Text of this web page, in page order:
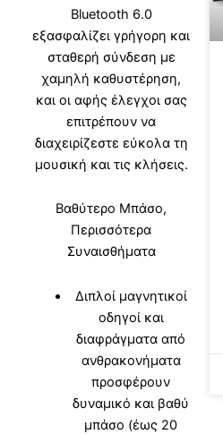
Bluetooth 6.0
εξασφαλίζει γρήγορη και
σταθερή σύνδεση με
χαμηλή καθυστέρηση,
και οι αφής έλεγχοι σας
επιτρέπουν να
διαχειρίζεστε εύκολα τη
μουσική και τις κλήσεις.
Βαθύτερο Μπάσο,
Περισσότερα
Συναισθήματα
Διπλοί μαγνητικοί
οδηγοί και
διαφράγματα από
ανθρακονήματα
προσφέρουν
δυναμικό και βαθύ
μπάσο (έως 20